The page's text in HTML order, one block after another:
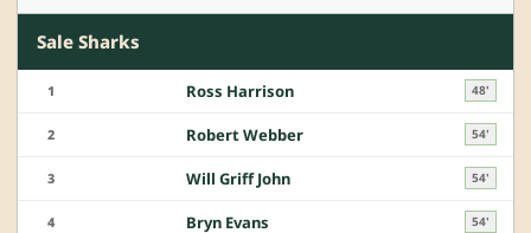
Sale Sharks
1 Ross Harrison 48'
2 Robert Webber 54'
3 Will Griff John 54'
4 Bryn Evans 54'